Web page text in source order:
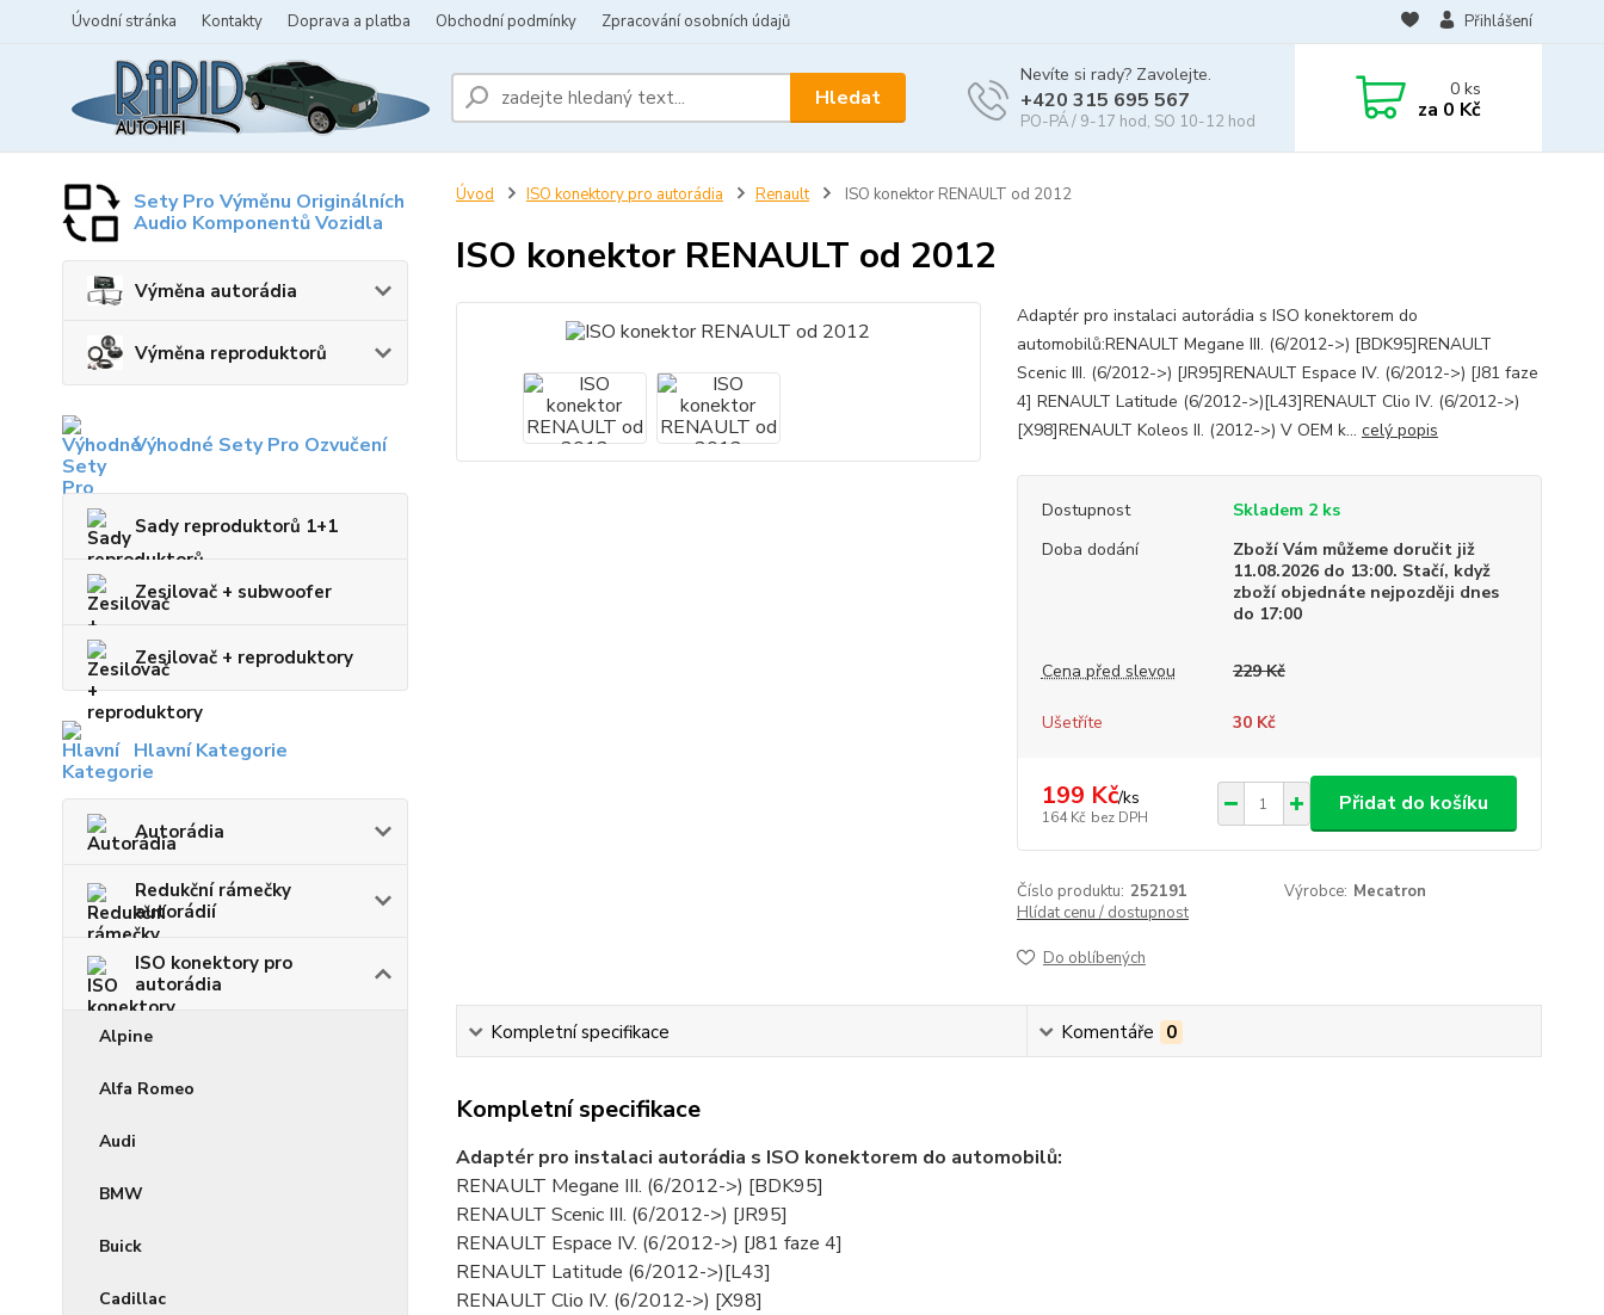
Úvodní stránka Kontakty Doprava a platba Obchodní podmínky Zpracování osobních údajů Přihlášení
Hledat
Nevíte si rady? Zavolejte.
+420 315 695 567
PO-PÁ / 9-17 hod, SO 10-12 hod
0ks
za 0 Kč
Sety Pro Výměnu Originálních
Audio Komponentů Vozidla
Výměna autorádia
Výměna reproduktorů
Výhodné Sety Pro Ozvučení
Sady reproduktorů 1+1
Zesilovač + subwoofer
Zesilovač + reproduktory
Hlavní Kategorie
Autorádia
Redukční rámečky
autorádií
ISO konektory pro
autorádia
Alpine
Alfa Romeo
Audi
BMW
Buick
Cadillac
Úvod ISO konektory pro autorádia Renault ISO konektor RENAULT od 2012
ISO konektor RENAULT od 2012
Adaptér pro instalaci autorádia s ISO konektorem do
automobilů:RENAULT Megane III. (6/2012->) [BDK95]RENAULT
Scenic III. (6/2012->) [JR95]RENAULT Espace IV. (6/2012->) [J81 faze
4] RENAULT Latitude (6/2012->)[L43]RENAULT Clio IV. (6/2012->)
[X98]RENAULT Koleos II. (2012->) V OEM k... celý popis
Dostupnost
Skladem 2 ks
Doba dodání
Zboží Vám můžeme doručit již
11.08.2026 do 13:00. Stačí, když
zboží objednáte nejpozději dnes
do 17:00
Cena před slevou 229 Kč
Ušetříte 30 Kč
199 Kč/ks
164 Kč bez DPH
Přidat do košíku
Číslo produktu: 252191 Výrobce: Mecatron
Hlídat cenu / dostupnost
Do oblíbených
Kompletní specifikace Komentáře 0
Kompletní specifikace
Adaptér pro instalaci autorádia s ISO konektorem do automobilů:
RENAULT Megane III. (6/2012->) [BDK95]
RENAULT Scenic III. (6/2012->) [JR95]
RENAULT Espace IV. (6/2012->) [J81 faze 4]
RENAULT Latitude (6/2012->)[L43]
RENAULT Clio IV. (6/2012->) [X98]